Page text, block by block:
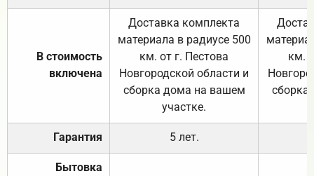
В стоимость
включена
Доставка комплекта
материала в радиусе 500
км. от г. Пестова
Новгородской области и
сборка дома на вашем
участке.
км.
Гарантия 5 лет.
Бытовка